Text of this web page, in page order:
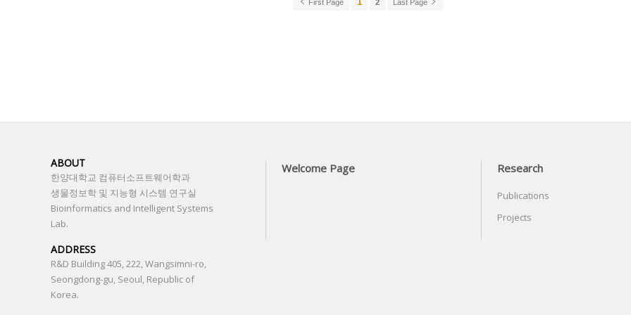
First Page 2 Last Page
ABOUT
한양대학교 컴퓨터소프트웨어학과
생물정보학 및 지능형 시스템 연구실
Bioinformatics and Intelligent Systems
Lab.
ADDRESS
R&D Building 405, 222, Wangsimni-ro,
Seongdong-gu, Seoul, Republic of
Korea.
Welcome Page Research
Publications
Projects